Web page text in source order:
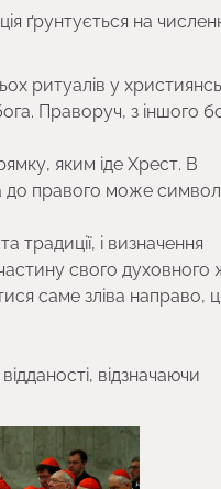
ґрунтується на
ритуалів у
Праворуч, з іншого
яким іде Хрест. В
до правого може
традиції, і визначення
свого духовного
саме зліва направо,
відзначаючи